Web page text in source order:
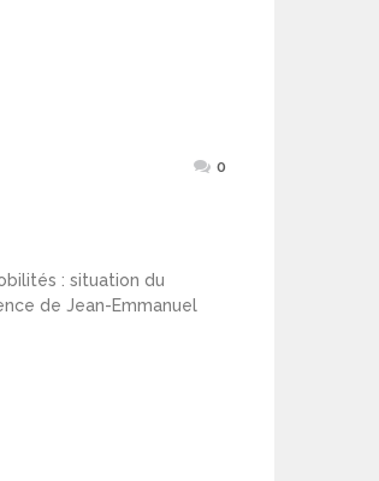
0
: situation du
de Jean-Emmanuel